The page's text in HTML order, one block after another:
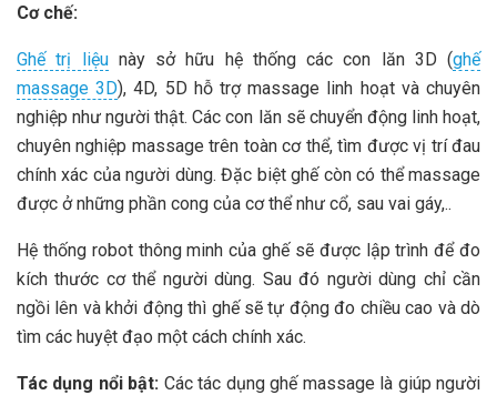
Cơ chế:
Ghế trị liệunày sở hữu hệ thống các con lăn 3D (ghế
massage 3D), 4D, 5D hỗ trợ massage linh hoạt và chuyên
nghiệp như người thật. Các con lăn sẽ chuyển động linh hoạt,
chuyên nghiệp massage trên toàn cơ thể, tìm được vị trí đau
chính xác của người dùng. Đặc biệt ghế còn có thể massage
được ở những phần cong của cơ thể như cổ, sau vai gáy,..
Hệ thống robot thông minh của ghế sẽ được lập trình để đo
kích thước cơ thể người dùng. Sau đó người dùng chỉ cần
ngồi lên và khởi động thì ghế sẽ tự động đo chiều cao và dò
tìm các huyệt đạo một cách chính xác.
Tác dụng nổi bật: Các tác dụng ghế massage là giúp người